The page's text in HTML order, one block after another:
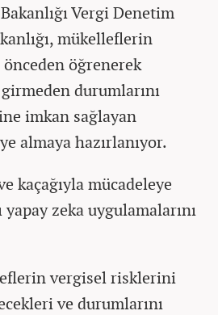
Vergi Denetim
mükelleflerin
öğrenerek
durumlarını
imkan sağlayan
almaya hazırlanıyor.
kaçağıyla mücadeleye
zeka uygulamalarını
vergisel risklerini
ve durumlarını